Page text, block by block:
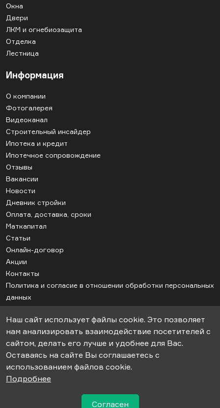
Окна
Двери
ЛКМ и огнебиозащита
Отделка
Лестница
Информация
О компании
Фотогалерея
Видеоканал
Строительный инсайдер
Ипотека и кредит
Ипотечное сопровождение
Отзывы
Вакансии
Новости
Дневник стройки
Оплата, доставка, сроки
Маткапитал
Статьи
Онлайн-договор
Акции
Контакты
Политика и согласие в отношении обработки персональных
данных
Соглашение об использовании cookie
Карта сайта
© 2018-2026гг. ООО «СК-Апрель». Строительство дачных домов под
ключ.
офертой.
Наш сайт использует файлы cookie. Это позволяет
нам анализировать взаимодействие посетителей с
сайтом, делать его лучше и удобнее для Вас.
Оставаясь на сайте Вы соглашаетесь с
использованием файлов cookie.
Подробнее
Согласен